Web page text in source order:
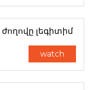
լեգիտիմ
watch